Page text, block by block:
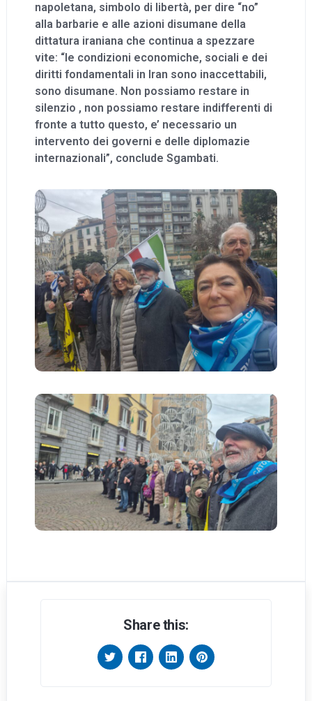
napoletana, simbolo di libertà, per dire “no”
alla barbarie e alle azioni disumane della
dittatura iraniana che continua a spezzare
vite: “le condizioni economiche, sociali e dei
diritti fondamentali in Iran sono inaccettabili,
sono disumane. Non possiamo restare in
silenzio , non possiamo restare indifferenti di
fronte a tutto questo, e’ necessario un
intervento dei governi e delle diplomazie
internazionali”, conclude Sgambati.
Share this: